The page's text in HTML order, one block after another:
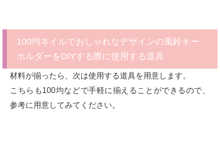
100均ネイルでおしゃれなデザインの風鈴キー
ホルダーをDIYする際に使用する道具
材料が揃ったら、次は使用する道具を用意します。
こちらも100均などで手軽に揃えることができるので、
参考に用意してみてください。